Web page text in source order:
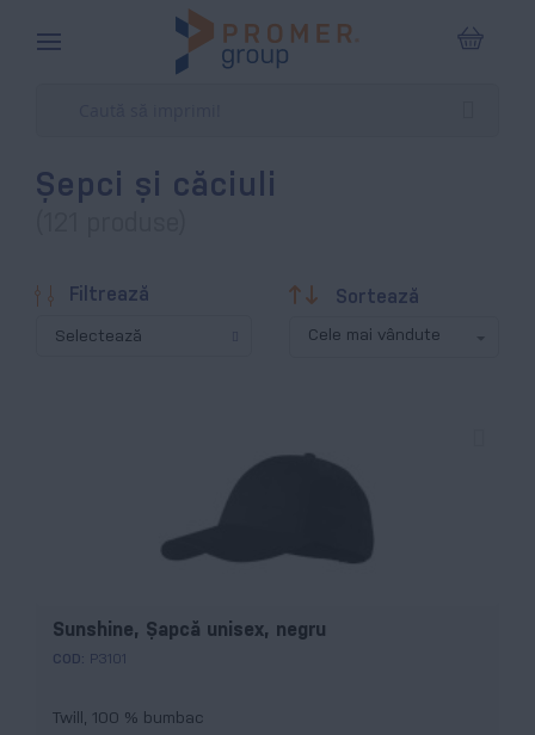
Șepci și căciuli
Filtrează
Selectează
Sortează
Descendentă
Sunshine, Şapcă unisex, negru
COD: P3101
Twill, 100 % bumbac